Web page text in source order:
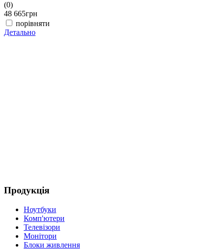
(0)
48 665грн
порівняти
Детально
Продукція
Ноутбуки
Комп'ютери
Телевізори
Монітори
Блоки живлення